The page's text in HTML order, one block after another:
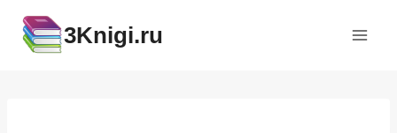
содержимому
3Knigi.ru